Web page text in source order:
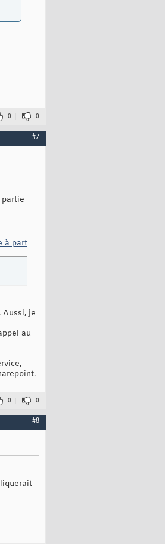
0 0
#7
partie
à part
Aussi, je
au
0 0
#8